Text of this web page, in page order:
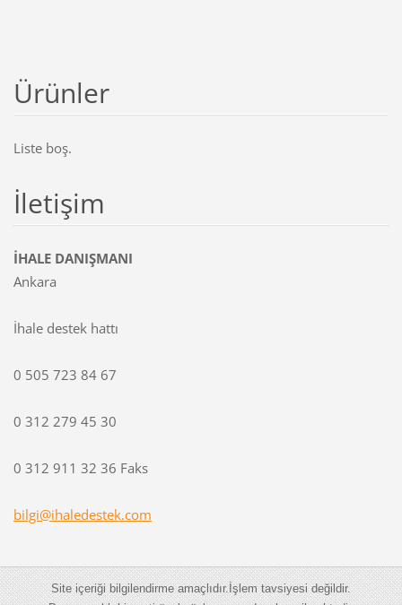
Ürünler
Liste boş.
İletişim
İHALE DANIŞMANI
Ankara
İhale destek hattı
0 505 723 84 67
0 312 279 45 30
0 312 911 32 36 Faks
bilgi@ihaledestek.com
Site içeriği bilgilendirme amaçlıdır.İşlem tavsiyesi değildir.